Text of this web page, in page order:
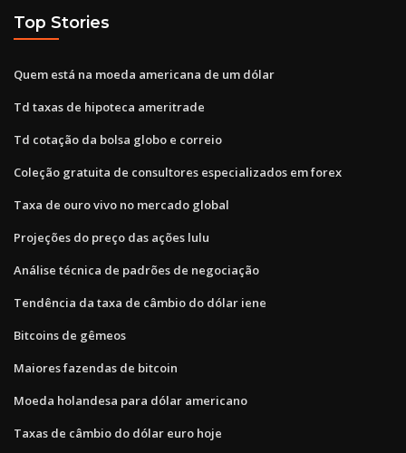
Top Stories
Quem está na moeda americana de um dólar
Td taxas de hipoteca ameritrade
Td cotação da bolsa globo e correio
Coleção gratuita de consultores especializados em forex
Taxa de ouro vivo no mercado global
Projeções do preço das ações lulu
Análise técnica de padrões de negociação
Tendência da taxa de câmbio do dólar iene
Bitcoins de gêmeos
Maiores fazendas de bitcoin
Moeda holandesa para dólar americano
Taxas de câmbio do dólar euro hoje